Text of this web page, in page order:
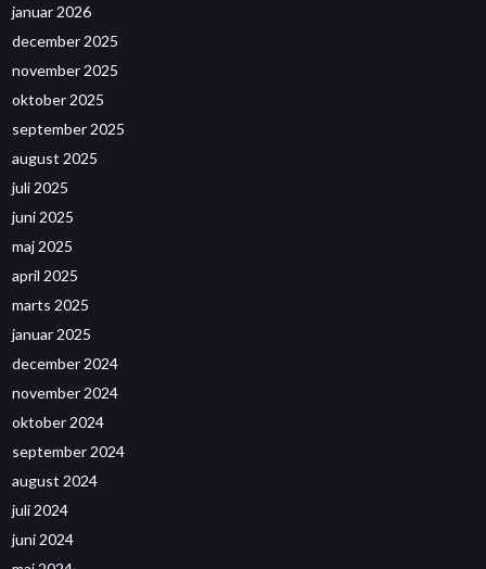
januar 2026
december 2025
november 2025
oktober 2025
september 2025
august 2025
juli 2025
juni 2025
maj 2025
april 2025
marts 2025
januar 2025
december 2024
november 2024
oktober 2024
september 2024
august 2024
juli 2024
juni 2024